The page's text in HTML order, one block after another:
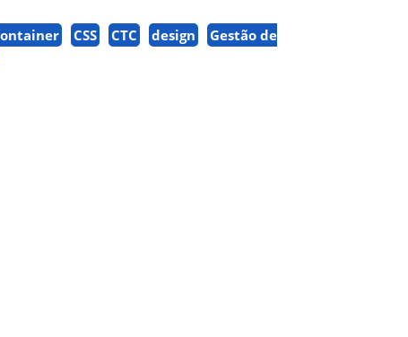
CSS CTC design
Gestão de